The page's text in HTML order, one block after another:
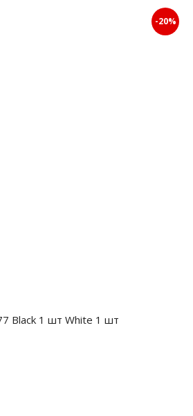
-20%
Black 1 шт White 1 шт